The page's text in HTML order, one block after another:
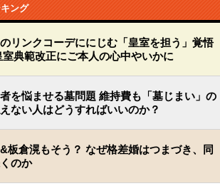
ング
リンクコーデににじむ「皇室を担う」覚悟
典範改正にご本人の心中やいかに
を悩ませる墓問題 維持費も「墓じまい」の
ない人はどうすればいいのか？
板倉滉もそう？ なぜ格差婚はつまづき、同
のか